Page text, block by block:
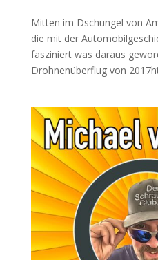
Mitten im Dschungel von
die mit der
fasziniert was daraus
Drohnenüberflug von